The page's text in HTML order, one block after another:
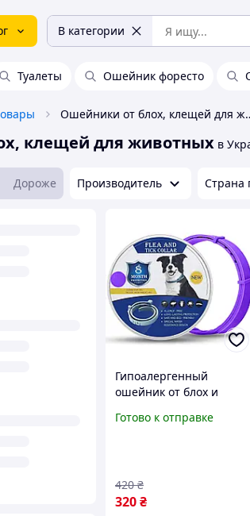
В категории
Туалеты Ошейник форесто
Ошейники от
клещей для животных в
Дороже Производитель Страна
Гипоалергенный
ошейник от блох и
см, 8 месяцев защиты
Готово к отправке
320₴
420 ₴